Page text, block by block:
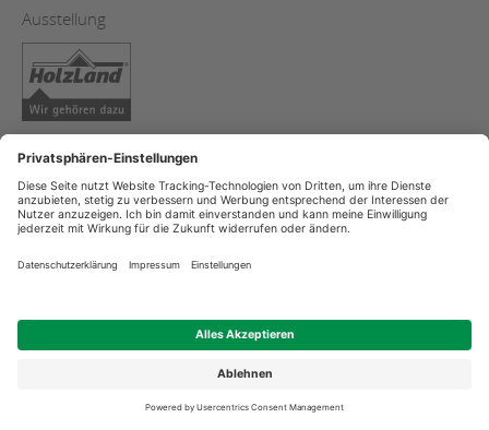
Ausstellung
Datenschutzerklärung
Impressum
Streitschlichtung